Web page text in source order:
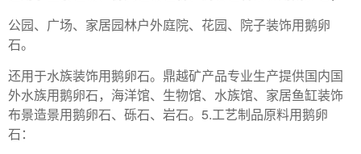
公园、广场、家居园林户外庭院、花园、院子装饰用鹅卵
石。
还用于水族装饰用鹅卵石。鼎越矿产品专业生产提供国内国
外水族用鹅卵石，海洋馆、生物馆、水族馆、家居鱼缸装饰
布景造景用鹅卵石、砾石、岩石。5.工艺制品原料用鹅卵
石：